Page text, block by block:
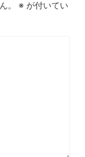
。 ※ が付いてい